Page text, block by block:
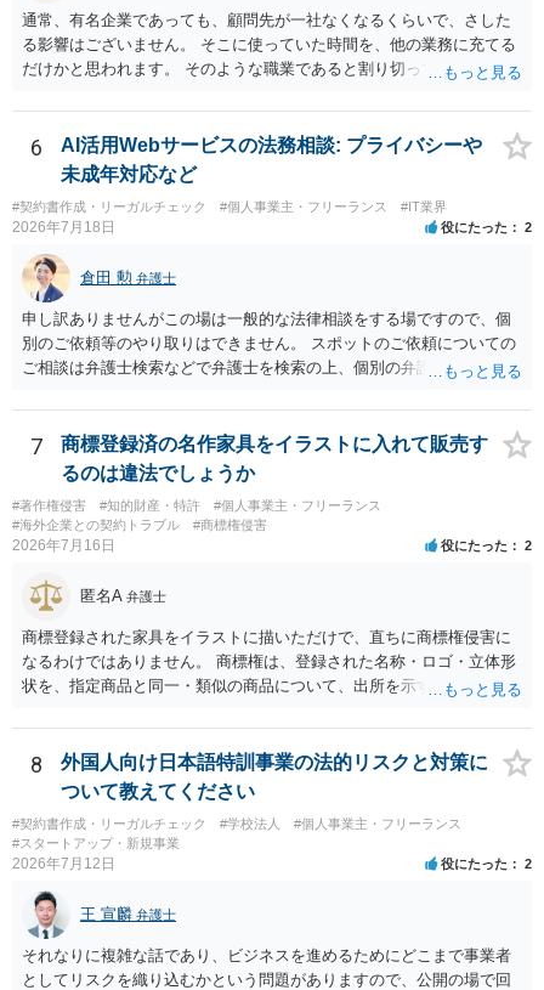
保持違反（弁護士法56条1項）として、弁護士会の懲戒対象となり得る
との理解でよいと考えます。 新たな法律事務所を探す手段について
は、このウェブサイトで探す方法のほか、弁護士会や法律事務所に直
通常、有名企業であっても、顧問先が一社なくなるくらいで、さした
る影響はございません。 そこに使っていた時間を、他の業務に充てる
だけかと思われます。 そのような職業であると割り切ってご相談され
相談者様のご意見が反映されることを、お祈りしております。
6
AI活用Webサービスの法務相談: プライバシーや
未成年対応など
#契約書作成・リーガルチェック #個人事業主・フリーランス #IT業界
2026年7月18日 役にたった 2
倉田 勲 弁護士
申し訳ありませんがこの場は一般的な法律相談をする場ですので、個
別のご依頼等のやり取りはできません。 スポットのご依頼についての
ご相談は弁護士検索などで弁護士を検索の上、個別の弁護士にご連絡
7
商標登録済の名作家具をイラストに入れて販売す
るのは違法でしょうか
#著作権侵害 #知的財産・特許
#個人事業主・フリーランス
#海外企業との契約トラブル
#商標権侵害
2026年7月16日 役にたった 2
匿名A 弁護士
商標登録された家具をイラストに描いただけで、直ちに商標権侵害に
なるわけではありません。 商標権は、登録された名称・ロゴ・立体形
状を、指定商品と同一・類似の商品について、出所を示す表示として
て描くにとどまる場合は、通常、商標権侵害にはなりにくいと考えら
れます。 ただし、家具名や特徴的な形状を商品名・広告に大きく表示
し、公式商品やライセンス商品と誤認させる販売方法であれば、商標
権や不正競争防止法上の問題が生じ得ます。家具のデザインに著作権
が認められる場合は、著作権も別途問題となります。 無料のSNS投稿
やプレゼントでも、著作権侵害は成立し得ます。商標権については、
日本の商標権は原則として日本国内にのみ効力を持ちます。外国で販
売する場合は、販売国の商標・意匠等を確認する必要があります。 他
の作家の例は、許諾を得ている、権利が消滅している、侵害に当たら
ない、又は単に権利行使されていないなど、様々な可能性がありま
8
外国人向け日本語特訓事業の法的リスクと対策に
ついて教えてください
#契約書作成・リーガルチェック #学校法人
#個人事業主・フリーランス
#スタートアップ・新規事業
2026年7月12日 役にたった 2
王 宣麟 弁護士
それなりに複雑な話であり、ビジネスを進めるためにどこまで事業者
としてリスクを織り込むかという問題がありますので、公開の場で回